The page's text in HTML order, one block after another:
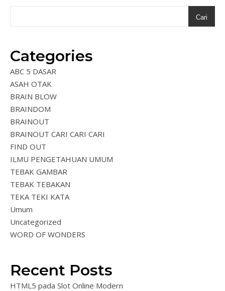
Cari
Categories
ABC 5 DASAR
ASAH OTAK
BRAIN BLOW
BRAINDOM
BRAINOUT
BRAINOUT CARI CARI CARI
FIND OUT
ILMU PENGETAHUAN UMUM
TEBAK GAMBAR
TEBAK TEBAKAN
TEKA TEKI KATA
Umum
Uncategorized
WORD OF WONDERS
Recent Posts
HTML5 pada Slot Online Modern